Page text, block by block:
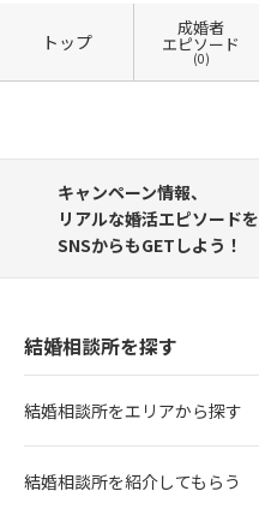
トップ
成婚者
エピソード
(0)
キャンペーン情報、
リアルな婚活エピソードを
SNSからもGETしよう！
結婚相談所を探す
結婚相談所をエリアから探す
結婚相談所を紹介してもらう